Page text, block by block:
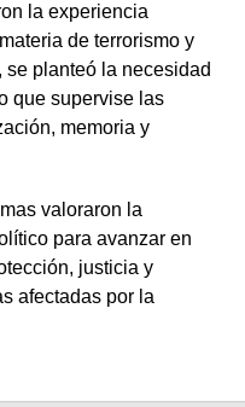
la experiencia
de terrorismo y
se planteó la necesidad
que supervise las
memoria y
valoraron la
para avanzar en
justicia y
afectadas por la